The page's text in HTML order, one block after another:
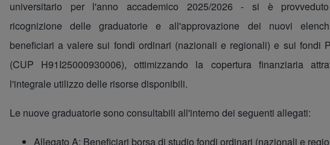
universitario per l'anno accademico 2025/2026 - si è
ricognizione delle graduatorie e all'approvazione dei nuovi
beneficiari a valere sui fondi ordinari (nazionali e regionali) e sui fondi
(CUP H91I25000930006), ottimizzando la copertura finanziaria
l'integrale utilizzo delle risorse disponibili.
Le nuove graduatorie sono consultabili all'interno dei seguenti allegati:
Allegato A: Beneficiari borsa di studio fondi ordinari (nazionali e